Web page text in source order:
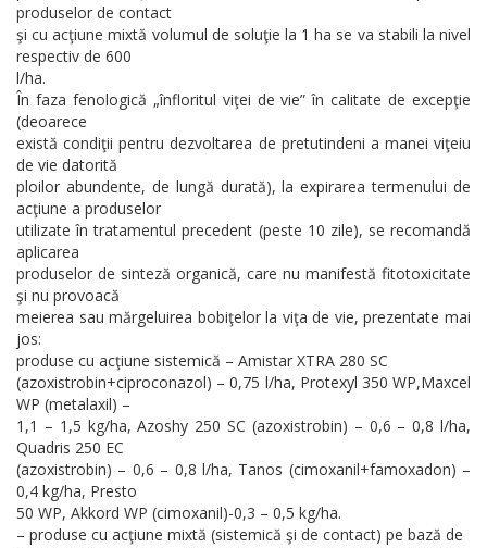
produselor de contact
şi cu acţiune mixtă volumul de soluţie la 1 ha se va stabili la nivel
respectiv de 600
l/ha.
În faza fenologică „înfloritul viţei de vie” în calitate de excepţie
(deoarece
există condiţii pentru dezvoltarea de pretutindeni a manei viţeiu
de vie datorită
ploilor abundente, de lungă durată), la expirarea termenului de
acţiune a produselor
utilizate în tratamentul precedent (peste 10 zile), se recomandă
aplicarea
produselor de sinteză organică, care nu manifestă fitotoxicitate
şi nu provoacă
meierea sau mărgeluirea bobiţelor la viţa de vie, prezentate mai
jos:
produse cu acţiune sistemică – Amistar XTRA 280 SC
(azoxistrobin+ciproconazol) – 0,75 l/ha, Protexyl 350 WP,Maxcel
WP (metalaxil) –
1,1 – 1,5 kg/ha, Azoshy 250 SC (azoxistrobin) – 0,6 – 0,8 l/ha,
Quadris 250 EC
(azoxistrobin) – 0,6 – 0,8 l/ha, Tanos (cimoxanil+famoxadon) –
0,4 kg/ha, Presto
50 WP, Akkord WP (cimoxanil)-0,3 – 0,5 kg/ha.
– produse cu acţiune mixtă (sistemică şi de contact) pe bază de